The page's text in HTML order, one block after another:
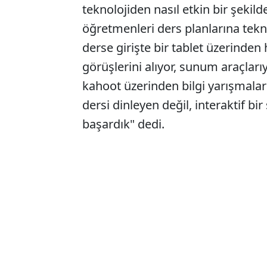
teknolojiden nasıl etkin bir
öğretmenleri ders planlarına
derse girişte bir tablet üzerinden
görüşlerini alıyor, sunum
kahoot üzerinden bilgi
dersi dinleyen değil, interaktif bir
başardık" dedi.